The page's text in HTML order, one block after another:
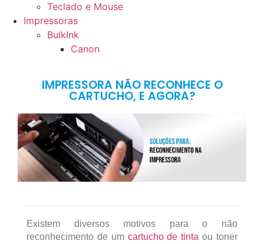
Teclado e Mouse
Impressoras
BulkInk
Canon
IMPRESSORA NÃO RECONHECE O
CARTUCHO, E AGORA?
Existem diversos motivos para o não
reconhecimento de um cartucho de tinta ou toner